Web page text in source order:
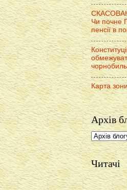
Чи почне
пенсії в
Карта
Архів
Читачі